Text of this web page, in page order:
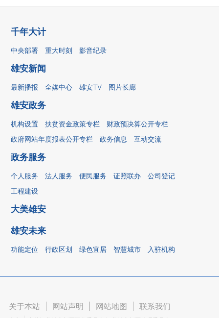
千年大计
中央部署 重大时刻 影音纪录
雄安新闻
最新播报 全媒中心 雄安TV 图片长廊
雄安政务
机构设置 扶贫资金政策专栏
财政预决算公开专栏
政府网站年度报表公开专栏
政务信息 互动交流
政务服务
个人服务 法人服务 便民服务 证照联办
公司登记
工程建设
大美雄安
雄安未来
功能定位 行政区划 绿色宜居 智慧城市 入驻机构
关于本站 网站声明 网站地图 联系我们